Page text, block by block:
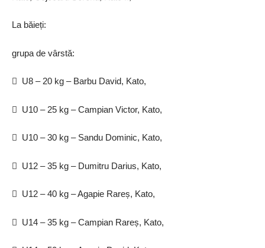
La băieți:
grupa de vârstă:
 U8 – 20 kg – Barbu David, Kato,
 U10 – 25 kg – Campian Victor, Kato,
 U10 – 30 kg – Sandu Dominic, Kato,
 U12 – 35 kg – Dumitru Darius, Kato,
 U12 – 40 kg – Agapie Rareș, Kato,
 U14 – 35 kg – Campian Rareș, Kato,